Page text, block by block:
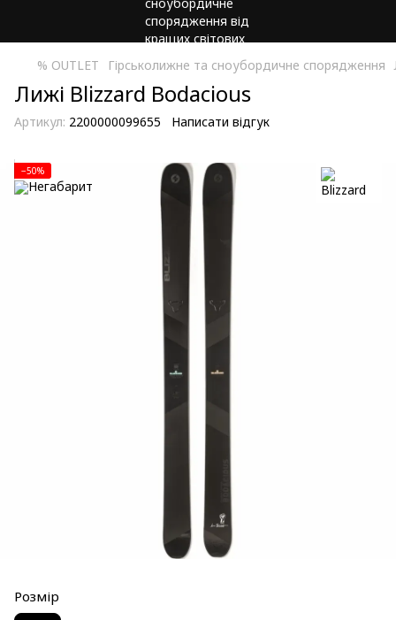
% OUTLET Гірськолижне та сноубордичне спорядження
Лижі Blizzard Bodacious
Артикул: 2200000099655 Написати відгук
−50%
Розмір